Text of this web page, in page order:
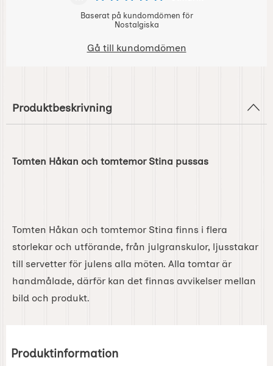
Baserat på kundomdömen för
Nostalgiska
Gå till kundomdömen
Produktbeskrivning
Tomten Håkan och tomtemor Stina pussas
Tomten Håkan och tomtemor Stina finns i flera
storlekar och utförande, från julgranskulor, ljusstakar
till servetter för julens alla möten. Alla tomtar är
handmålade, därför kan det finnas avvikelser mellan
bild och produkt.
Produktinformation